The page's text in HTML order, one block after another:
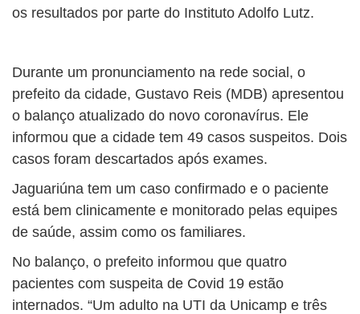
os resultados por parte do Instituto Adolfo Lutz.
Durante um pronunciamento na rede social, o
prefeito da cidade, Gustavo Reis (MDB) apresentou
o balanço atualizado do novo coronavírus. Ele
informou que a cidade tem 49 casos suspeitos. Dois
casos foram descartados após exames.
Jaguariúna tem um caso confirmado e o paciente
está bem clinicamente e monitorado pelas equipes
de saúde, assim como os familiares.
No balanço, o prefeito informou que quatro
pacientes com suspeita de Covid 19 estão
internados. “Um adulto na UTI da Unicamp e três